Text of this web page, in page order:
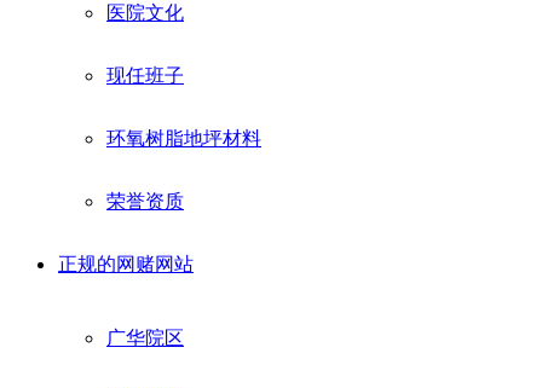
医院文化
现任班子
环氧树脂地坪材料
荣誉资质
正规的网赌网站
广华院区